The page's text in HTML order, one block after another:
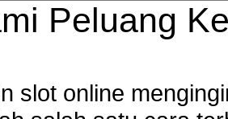
Peluang
slot online